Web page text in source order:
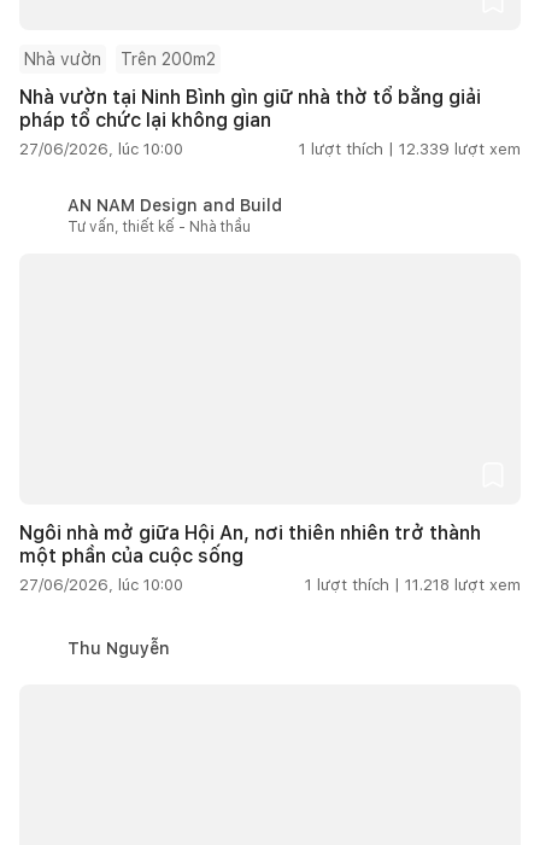
Nhà vườn Trên 200m2
Nhà vườn tại Ninh Bình gìn giữ nhà thờ tổ bằng giải
pháp tổ chức lại không gian
27/06/2026, lúc 10:00 1 lượt thích | 12.339 lượt xem
AN NAM Design and Build
Tư vấn, thiết kế - Nhà thầu
Ngôi nhà mở giữa Hội An, nơi thiên nhiên trở thành
một phần của cuộc sống
27/06/2026, lúc 10:00 1 lượt thích | 11.218 lượt xem
Thu Nguyễn